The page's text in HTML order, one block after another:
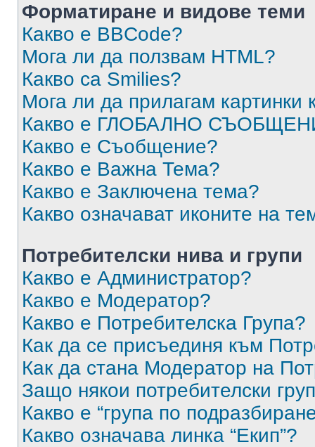
Форматиране и видове теми
Какво е BBCode?
Мога ли да ползвам HTML?
Какво са Smilies?
Мога ли да прилагам
Какво е ГЛОБАЛНО
Какво е Съобщение?
Какво е Важна Тема?
Какво е Заключена тема?
Какво означават иконите на
Потребителски нива и групи
Какво е Администратор?
Какво е Модератор?
Какво е Потребителска Група?
Как да се присъединя към
Как да стана Модератор на
Защо някои потребителски
Какво е “група по
Какво означава линка “Екип”?